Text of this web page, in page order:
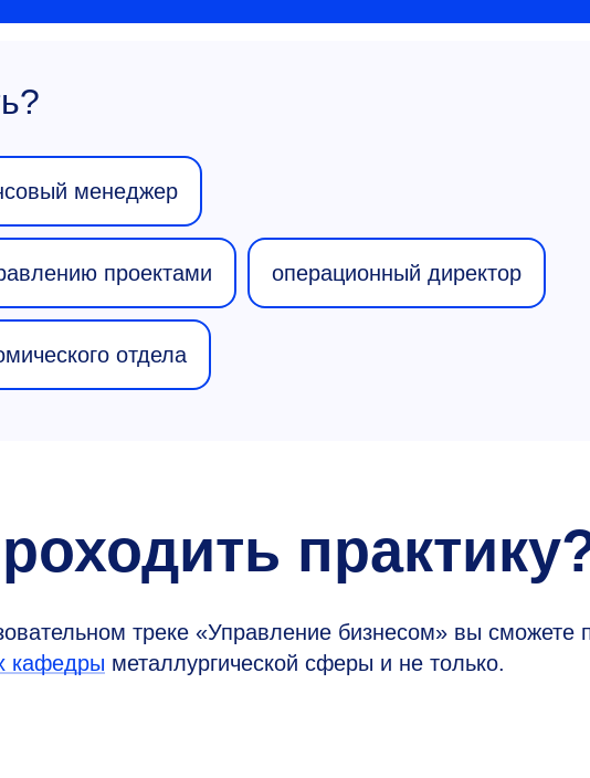
менеджер
проектами операционный директор
отдела
треке «Управление бизнесом» вы сможете
кафедры металлургической сферы и не только.